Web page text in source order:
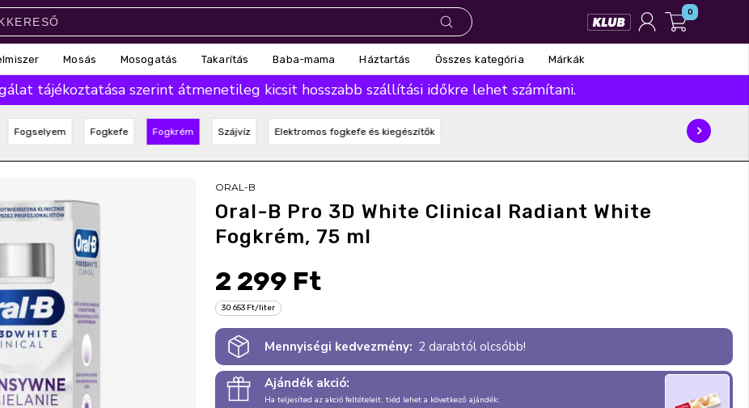
0
Mosás Mosogatás Takarítás Baba-mama Háztartás Összes kategória Márkák
tájékoztatása szerint átmenetileg kicsit hosszabb szállítási időkre lehet számítani.
Fogselyem Fogkefe Fogkrém Szájvíz Elektromos fogkefe és kiegészítők
ORAL-B
Oral-B Pro 3D White Clinical Radiant White
Fogkrém, 75 ml
2 299 Ft
30 653 Ft/liter
Mennyiségi kedvezmény: 2 darabtól olcsóbb!
Ajándék akció:
Ha teljesíted az akció feltételeit, tiéd lehet a következő ajándék: